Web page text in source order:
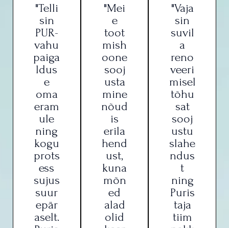
"Telli
sin
PUR-
vahu
paiga
ldus
e
oma
eram
ule
ning
kogu
prots
ess
sujus
suur
epär
aselt.
"Mei
e
toot
mish
oone
sooj
usta
mine
nõud
is
erila
hend
ust,
kuna
mõn
ed
alad
olid
"Vaja
sin
suvil
a
reno
veeri
misel
tõhu
sat
sooj
ustu
slahe
ndus
t
ning
Puris
taja
tiim